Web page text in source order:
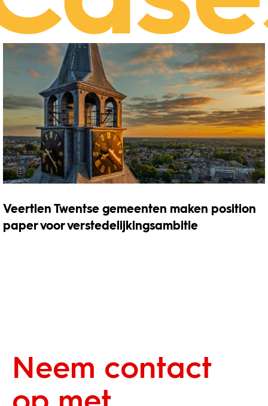
Veertien Twentse gemeenten maken position
paper voor verstedelijkingsambitie
Neem contact